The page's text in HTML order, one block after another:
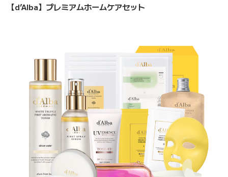
【d’Alba】プレミアムホームケアセット